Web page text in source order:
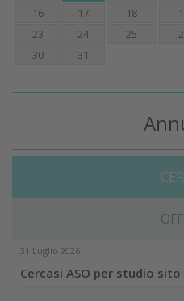
16
17 18
23
24 25
30
31
31 Luglio 2026
Cercasi ASO per studio